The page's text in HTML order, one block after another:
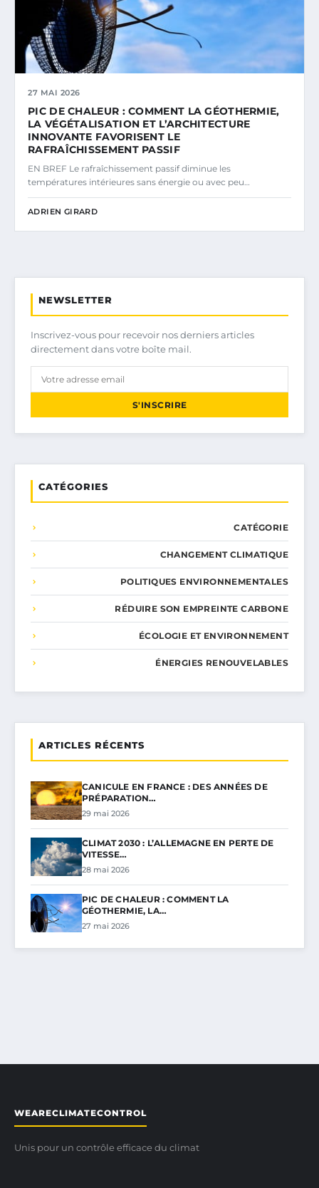
27 MAI 2026
PIC DE CHALEUR : COMMENT LA GÉOTHERMIE,
LA VÉGÉTALISATION ET L’ARCHITECTURE
INNOVANTE FAVORISENT LE
RAFRAÎCHISSEMENT PASSIF
EN BREF Le rafraîchissement passif diminue les
températures intérieures sans énergie ou avec peu…
ADRIEN GIRARD
NEWSLETTER
Inscrivez-vous pour recevoir nos derniers articles
directement dans votre boîte mail.
S'INSCRIRE
CATÉGORIES
CATÉGORIE
CHANGEMENT CLIMATIQUE
POLITIQUES ENVIRONNEMENTALES
RÉDUIRE SON EMPREINTE CARBONE
ÉCOLOGIE ET ENVIRONNEMENT
ÉNERGIES RENOUVELABLES
ARTICLES RÉCENTS
CANICULE EN FRANCE : DES ANNÉES DE
PRÉPARATION…
29 mai 2026
CLIMAT 2030 : L’ALLEMAGNE EN PERTE DE
VITESSE…
28 mai 2026
PIC DE CHALEUR : COMMENT LA
GÉOTHERMIE, LA…
27 mai 2026
WEARECLIMATECONTROL
Unis pour un contrôle efficace du climat